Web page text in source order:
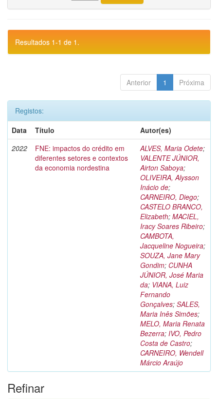
Resultados 1-1 de 1.
Anterior 1 Próxima
Registos:
Data
Título
Autor(es)
2022
FNE: impactos do crédito em
diferentes setores e contextos
da economia nordestina
ALVES, Maria Odete;
VALENTE JÚNIOR,
Airton Saboya;
OLIVEIRA, Alysson
Inácio de;
CARNEIRO, Diego;
CASTELO BRANCO,
Elizabeth; MACIEL,
Iracy Soares Ribeiro;
CAMBOTA,
Jacqueline Nogueira;
SOUZA, Jane Mary
Gondim; CUNHA
JÚNIOR, José Maria
da; VIANA, Luiz
Fernando
Gonçalves; SALES,
Maria Inês Simões;
MELO, Maria Renata
Bezerra; IVO, Pedro
Costa de Castro;
CARNEIRO, Wendell
Márcio Araújo
Refinar